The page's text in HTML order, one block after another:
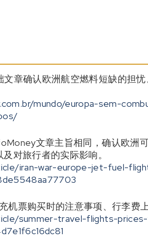
文章确认欧洲航空燃料短缺的担
mundo/europa-sem-
文章主旨相同，确认欧洲
对旅行者的实际影响。
iran-war-europe-jet-fuel-
机票购买时的注意事项、行李费
summer-travel-flights-